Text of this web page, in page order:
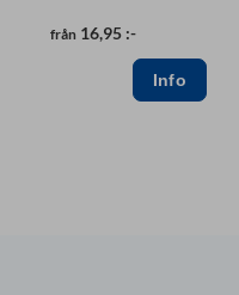
från 16,95 :-